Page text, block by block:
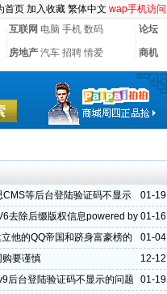
首页 加入收藏 繁体中文 wap手机访问
互联网 电脑 手机 数码 论坛
房地产 汽车 招聘 情爱 商机
01-19
CMS等后台登陆验证码不显示
01-16
去除后缀版权信息powered by
01-04
他的QQ帝国和跻身富豪榜的
12-12
购要谨慎
01-19
后台登陆验证码不显示的问题